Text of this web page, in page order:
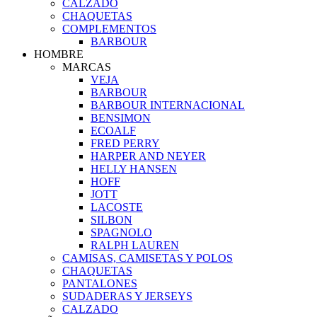
CALZADO
CHAQUETAS
COMPLEMENTOS
BARBOUR
HOMBRE
MARCAS
VEJA
BARBOUR
BARBOUR INTERNACIONAL
BENSIMON
ECOALF
FRED PERRY
HARPER AND NEYER
HELLY HANSEN
HOFF
JOTT
LACOSTE
SILBON
SPAGNOLO
RALPH LAUREN
CAMISAS, CAMISETAS Y POLOS
CHAQUETAS
PANTALONES
SUDADERAS Y JERSEYS
CALZADO